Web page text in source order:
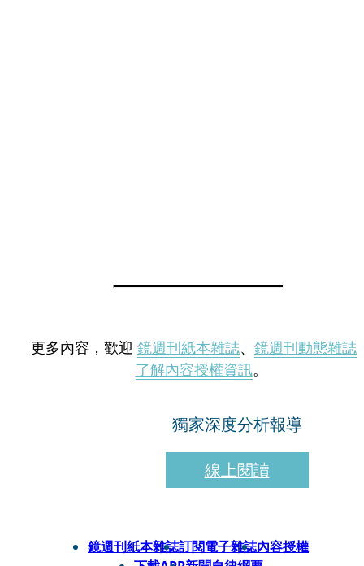
更多內容，歡迎 鏡週刊紙本雜誌、 鏡週刊動態雜誌
了解內容授權資訊。
獨家深度分析報導
線上閱讀
鏡週刊紙本雜誌訂閱電子雜誌內容授權